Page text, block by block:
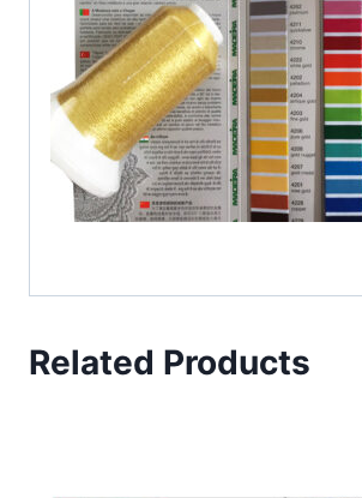
Related Products